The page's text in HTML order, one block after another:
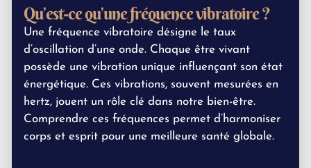
Qu’est-ce qu’une fréquence vibratoire ?
Une fréquence vibratoire désigne le taux
d’oscillation d’une onde. Chaque être vivant
possède une vibration unique influençant son état
énergétique. Ces vibrations, souvent mesurées en
hertz, jouent un rôle clé dans notre bien-être.
Comprendre ces fréquences permet d’harmoniser
corps et esprit pour une meilleure santé globale.